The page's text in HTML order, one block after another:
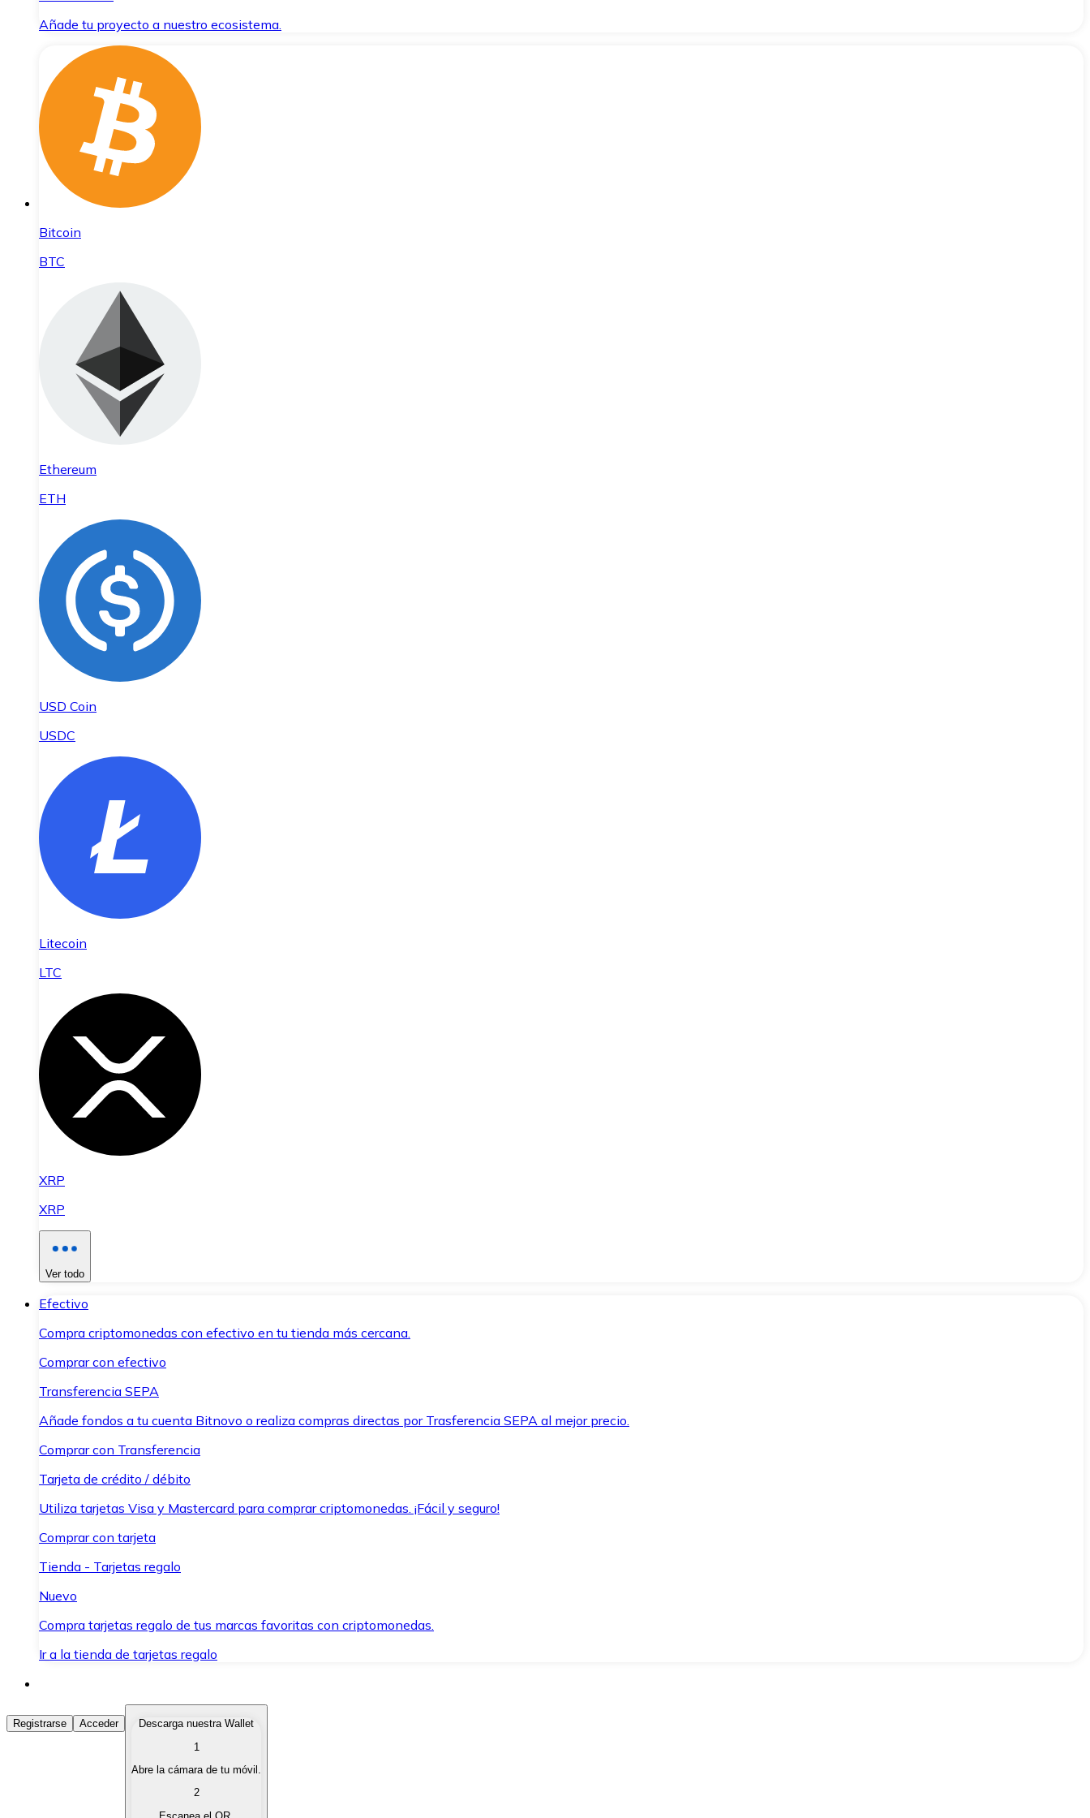
Añade tu proyecto a nuestro ecosistema.
Bitcoin
BTC
Ethereum
ETH
USD Coin
USDC
Litecoin
LTC
XRP
XRP
Ver todo
Efectivo
Compra criptomonedas con efectivo en tu tienda más cercana.
Comprar con efectivo
Transferencia SEPA
Añade fondos a tu cuenta Bitnovo o realiza compras directas por Trasferencia SEPA al mejor precio.
Comprar con Transferencia
Tarjeta de crédito / débito
Utiliza tarjetas Visa y Mastercard para comprar criptomonedas. ¡Fácil y seguro!
Comprar con tarjeta
Tienda - Tarjetas regalo
Nuevo
Compra tarjetas regalo de tus marcas favoritas con criptomonedas.
Ir a la tienda de tarjetas regalo
Comprar Criptomonedas
Compra criptomonedas con diferentes métodos de pago.
Vende tus criptomonedas de forma rápida y segura.
Registrarse Acceder
Descarga nuestra Wallet
1
Abre la cámara de tu móvil.
2